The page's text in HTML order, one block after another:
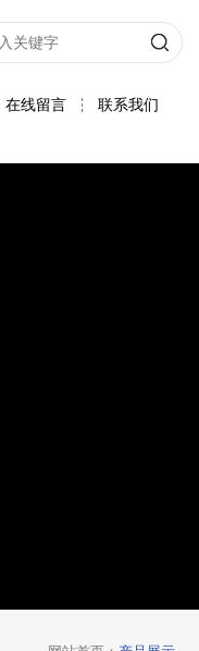
在线留言 联系我们